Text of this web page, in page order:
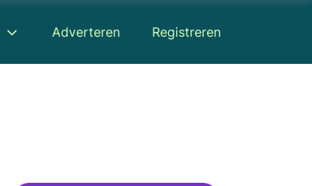
Adverteren Registreren